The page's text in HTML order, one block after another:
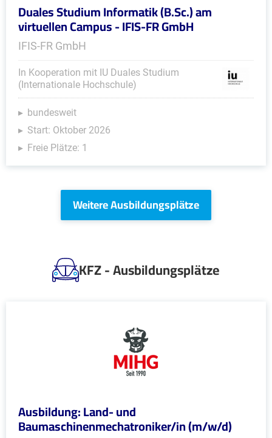
Duales Studium Informatik (B.Sc.) am
virtuellen Campus - IFIS-FR GmbH
IFIS-FR GmbH
In Kooperation mit IU Duales Studium
(Internationale Hochschule)
bundesweit
Start: Oktober 2026
Freie Plätze: 1
Weitere Ausbildungsplätze
KFZ - Ausbildungsplätze
Ausbildung: Land- und
Baumaschinenmechatroniker/in (m/w/d)